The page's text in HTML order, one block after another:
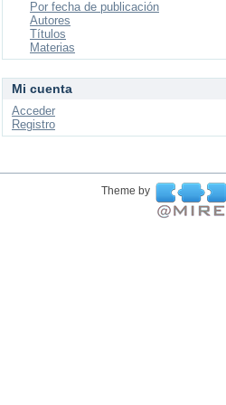
Por fecha de publicación
Autores
Títulos
Materias
Mi cuenta
Acceder
Registro
Theme by